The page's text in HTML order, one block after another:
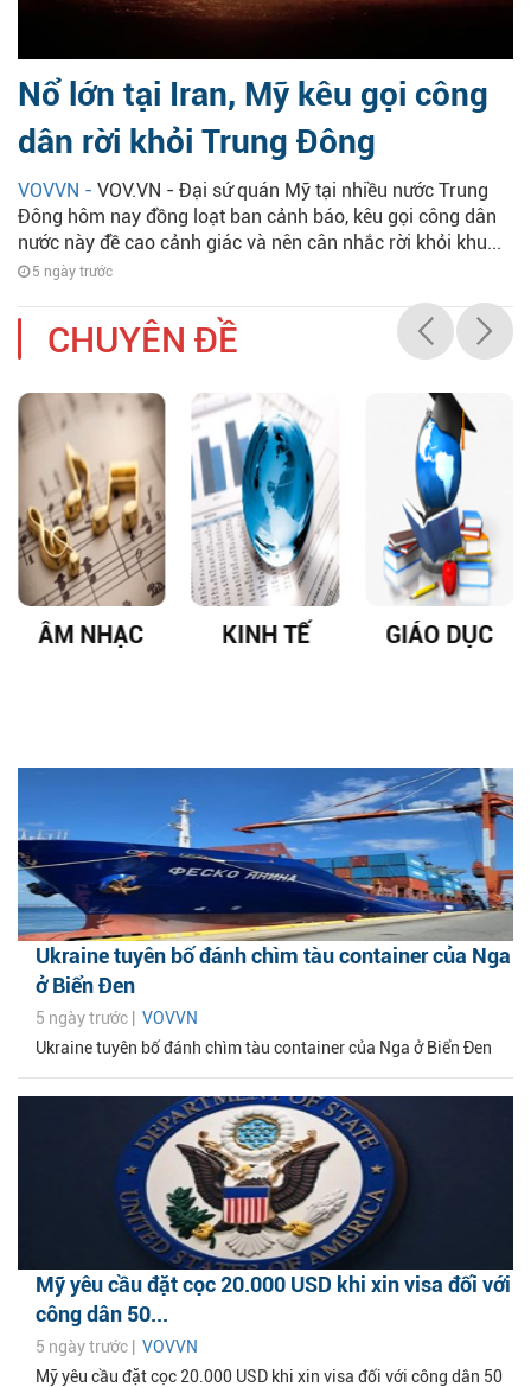
Nổ lớn tại Iran, Mỹ kêu gọi công
dân rời khỏi Trung Đông
VOVVN - VOV.VN - Đại sứ quán Mỹ tại nhiều nước Trung
Đông hôm nay đồng loạt ban cảnh báo, kêu gọi công dân
nước này đề cao cảnh giác và nên cân nhắc rời khỏi khu...
5 ngày trước
CHUYÊN ĐỀ
ÂM NHẠC KINH TẾ GIÁO DỤC
Ukraine tuyên bố đánh chìm tàu container của Nga
ở Biển Đen
5 ngày trước | VOVVN
Ukraine tuyên bố đánh chìm tàu container của Nga ở Biển Đen
Mỹ yêu cầu đặt cọc 20.000 USD khi xin visa đối với
công dân 50...
5 ngày trước | VOVVN
Mỹ yêu cầu đặt cọc 20.000 USD khi xin visa đối với công dân 50